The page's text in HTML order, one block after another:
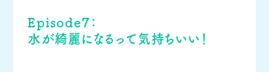
Episode7：
水が綺麗になるって気持ちいい！